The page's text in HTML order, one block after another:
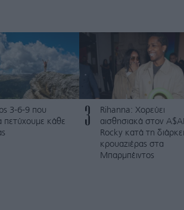
3-6-9 που
πετύχουμε κάθε
3
Rihanna: Χορεύει
αισθησιακά στον
Rocky κατά τη
κρουαζιέρας στα
Μπαρμπέιντος